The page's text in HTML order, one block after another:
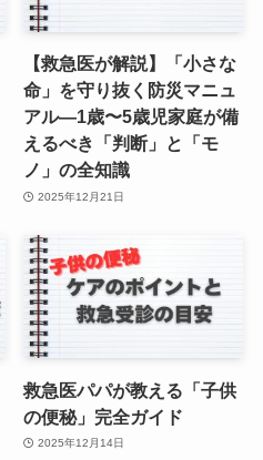
【救急医が解説】「小さな
命」を守り抜く防災マニュ
アル—1歳〜5歳児家庭が備
えるべき「判断」と「モ
ノ」の全知識
2025年12月21日
救急医パパが教える「子供
の便秘」完全ガイド
2025年12月14日